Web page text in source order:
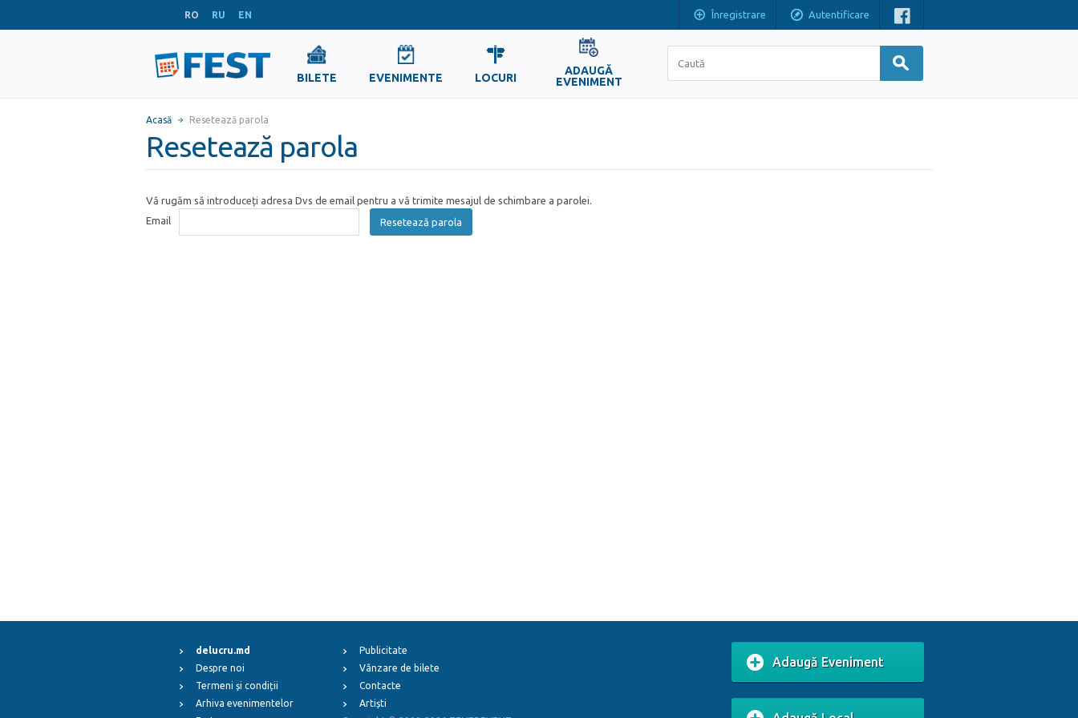
RO RU EN Înregistrare Autentificare
BILETE EVENIMENTE LOCURI
ADAUGĂ
EVENIMENT
Acasă Resetează parola
Resetează parola
Vă rugăm să introduceți adresa Dvs de email pentru a vă trimite mesajul de schimbare a parolei.
Email
Resetează parola
delucru.md
Despre noi
Termeni și condiții
Arhiva evenimentelor
Publicitate
Vânzare de bilete
Contacte
Artiști
Adaugă Eveniment